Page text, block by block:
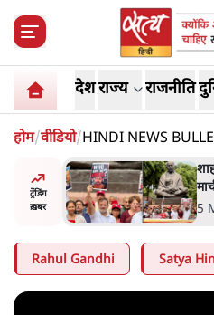
देशराज्य राजनीति
होम/वीडियो/HINDI NEWS
ख़बरें
ट्रेंडिंग
ख़बर
का
हैं'
7
Rahul Gandhi Satya